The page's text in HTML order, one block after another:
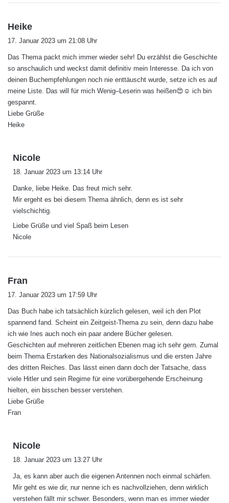
Heike
t
:
17. Januar 2023 um 21:08 Uhr
Das Thema packt mich immer wieder sehr! Du erzählst die Geschichte
so anschaulich und weckst damit definitiv mein Interesse. Da ich von
deinen Buchempfehlungen noch nie enttäuscht wurde, setze ich es auf
meine Liste. Das will für mich Wenig–Leserin was heißen😍☺️ ich bin
gespannt.
Liebe Grüße
Heike
Nicole
t
:
18. Januar 2023 um 13:14 Uhr
Danke, liebe Heike. Das freut mich sehr.
Mir ergeht es bei diesem Thema ähnlich, denn es ist sehr
vielschichtig.
Liebe Grüße und viel Spaß beim Lesen
Nicole
Fran
t
:
17. Januar 2023 um 17:59 Uhr
Das Buch habe ich tatsächlich kürzlich gelesen, weil ich den Plot
spannend fand. Scheint ein Zeitgeist-Thema zu sein, denn dazu habe
ich wie Ines auch noch ein paar andere Bücher gelesen.
Geschichten auf mehreren zeitlichen Ebenen mag ich sehr gern. Zumal
beim Thema Erstarken des Nationalsozialismus und die ersten Jahre
des dritten Reiches. Das lässt einen dann doch der Tatsache, dass
viele Hitler und sein Regime für eine vorübergehende Erscheinung
hielten, ein bisschen besser verstehen.
Liebe Grüße
Fran
Nicole
t
:
18. Januar 2023 um 13:27 Uhr
Ja, es kann aber auch die eigenen Antennen noch einmal schärfen.
Mir geht es wie dir, nur nenne ich es nachvollziehen, denn wirklich
verstehen fällt mir schwer. Besonders, wenn man es immer wieder